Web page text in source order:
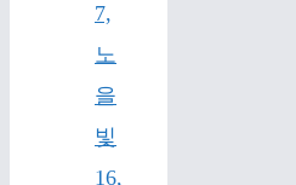
7,
노
을
빛
16,